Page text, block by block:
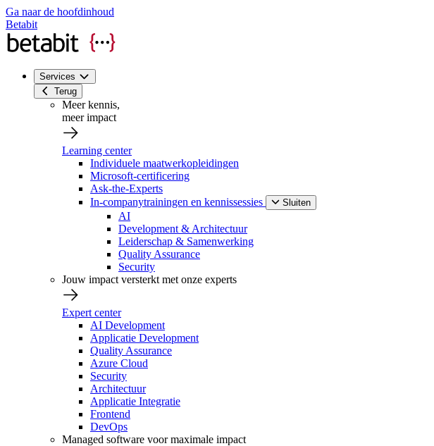
Ga naar de hoofdinhoud
Betabit
Services
Terug
Meer kennis,
meer impact
Learning center
Individuele maatwerkopleidingen
Microsoft-certificering
Ask-the-Experts
In-companytrainingen en kennissessies
Sluiten
AI
Development & Architectuur
Leiderschap & Samenwerking
Quality Assurance
Security
Jouw impact versterkt met onze experts
Expert center
AI Development
Applicatie Development
Quality Assurance
Azure Cloud
Security
Architectuur
Applicatie Integratie
Frontend
DevOps
Managed software voor maximale impact